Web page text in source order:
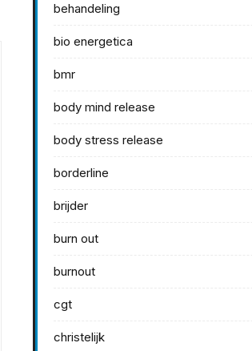
behandeling
bio energetica
bmr
body mind release
body stress release
borderline
brijder
burn out
burnout
cgt
christelijk